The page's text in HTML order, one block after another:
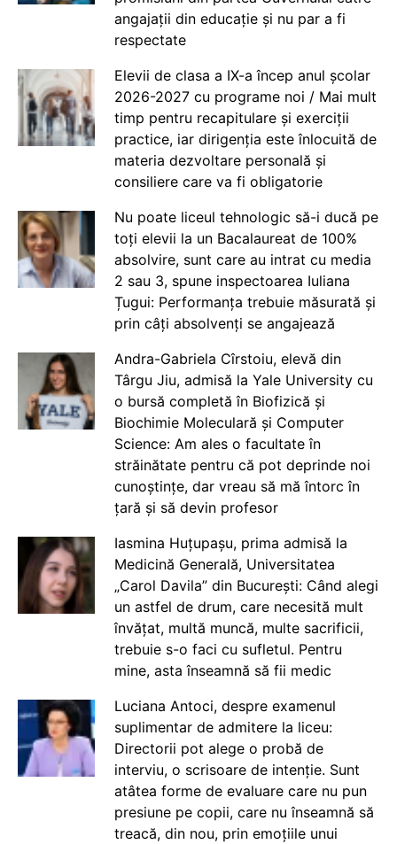
angajații din educație și nu par a fi
respectate
Elevii de clasa a IX-a încep anul școlar
2026-2027 cu programe noi / Mai mult
timp pentru recapitulare și exerciții
practice, iar dirigenția este înlocuită de
materia dezvoltare personală și
consiliere care va fi obligatorie
Nu poate liceul tehnologic să-i ducă pe
toți elevii la un Bacalaureat de 100%
absolvire, sunt care au intrat cu media
2 sau 3, spune inspectoarea Iuliana
Țugui: Performanța trebuie măsurată și
prin câți absolvenți se angajează
Andra-Gabriela Cîrstoiu, elevă din
Târgu Jiu, admisă la Yale University cu
o bursă completă în Biofizică și
Biochimie Moleculară și Computer
Science: Am ales o facultate în
străinătate pentru că pot deprinde noi
cunoștințe, dar vreau să mă întorc în
țară și să devin profesor
Iasmina Huțupașu, prima admisă la
Medicină Generală, Universitatea
„Carol Davila” din București: Când alegi
un astfel de drum, care necesită mult
învățat, multă muncă, multe sacrificii,
trebuie s-o faci cu sufletul. Pentru
mine, asta înseamnă să fii medic
Luciana Antoci, despre examenul
suplimentar de admitere la liceu:
Directorii pot alege o probă de
interviu, o scrisoare de intenție. Sunt
atâtea forme de evaluare care nu pun
presiune pe copii, care nu înseamnă să
treacă, din nou, prin emoțiile unui